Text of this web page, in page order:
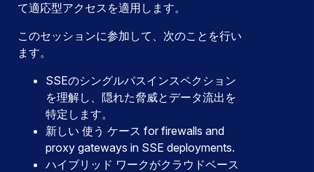
て適応型アクセスを適用します。
このセッションに参加して、次のことを行い
ます。
SSEのシングルパスインスペクション
を理解し、隠れた脅威とデータ流出を
特定します。
新しい 使う ケース for firewalls and
proxy gateways in SSE deployments.
ハイブリッド ワークがクラウドベース